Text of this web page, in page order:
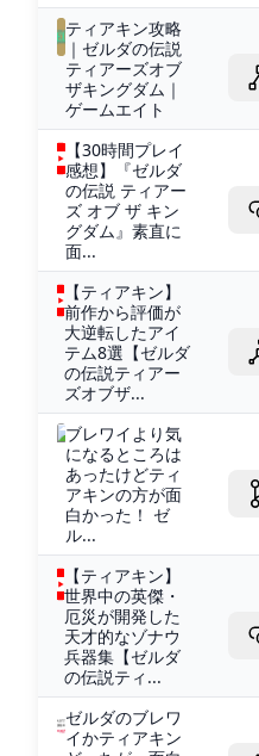
ティアキン攻略
｜ゼルダの伝説
ティアーズオブ
ザキングダム｜
ゲームエイト
【30時間プレイ
感想】『ゼルダ
の伝説 ティアー
ズ オブ ザ キン
グダム』素直に
面...
【ティアキン】
前作から評価が
大逆転したアイ
テム8選【ゼルダ
の伝説ティアー
ズオブザ...
ブレワイより気
になるところは
あったけどティ
アキンの方が面
白かった！ ゼ
ル...
【ティアキン】
世界中の英傑・
厄災が開発した
天才的なゾナウ
兵器集【ゼルダ
の伝説ティ...
ゼルダのブレワ
イかティアキン